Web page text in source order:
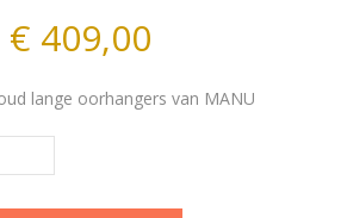
€ 409,00
lange oorhangers van MANU